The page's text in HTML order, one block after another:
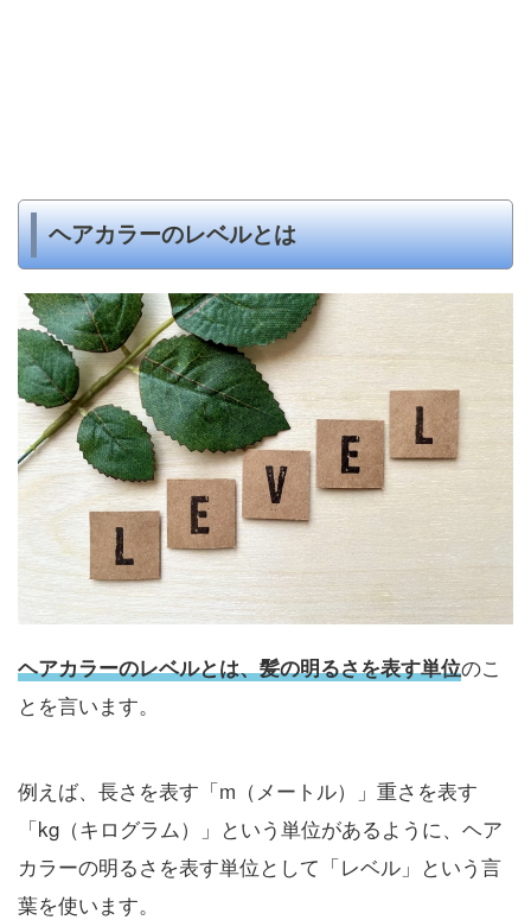
ヘアカラーのレベルとは
ヘアカラーのレベルとは、髪の明るさを表す単位のこ
とを言います。
例えば、長さを表す「m（メートル）」重さを表す
「kg（キログラム）」という単位があるように、ヘア
カラーの明るさを表す単位として「レベル」という言
葉を使います。